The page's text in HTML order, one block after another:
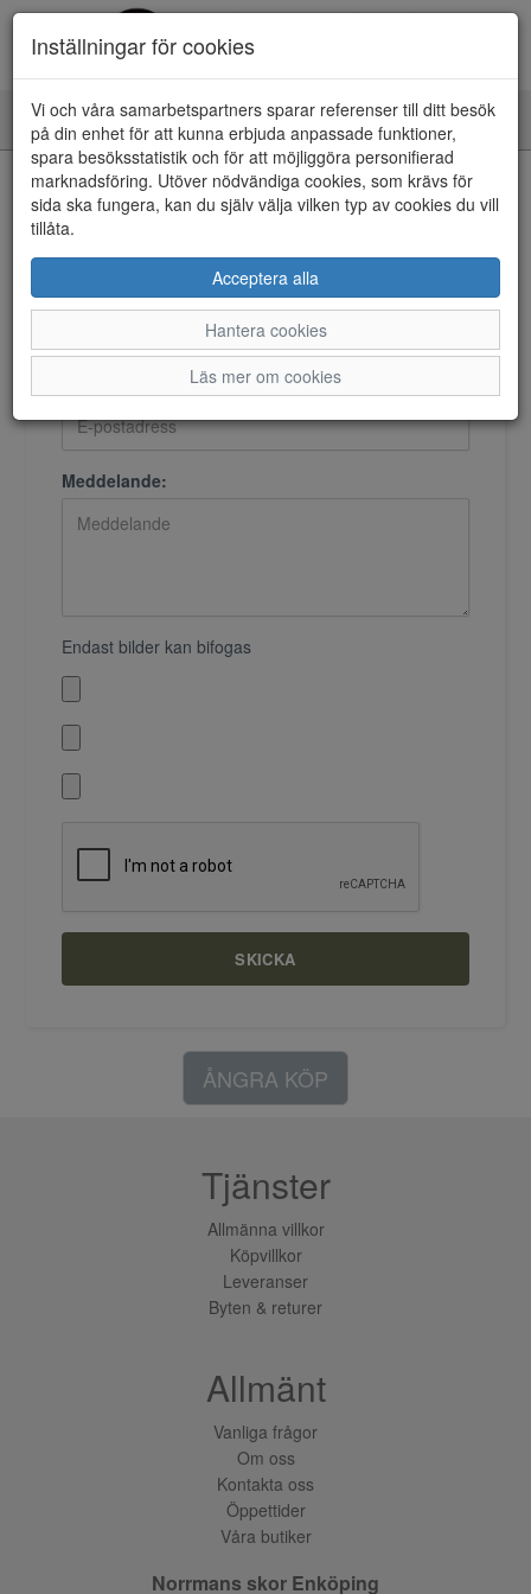
Toggle
navigation
Kontakta oss
Meddelande:
Endast bilder kan bifogas
SKICKA
ÅNGRA KÖP
Inställningar för cookies
Vi och våra samarbetspartners sparar referenser till ditt besök
på din enhet för att kunna erbjuda anpassade funktioner,
spara besöksstatistik och för att möjliggöra personifierad
marknadsföring. Utöver nödvändiga cookies, som krävs för
sida ska fungera, kan du själv välja vilken typ av cookies du vill
tillåta.
Acceptera alla
Hantera cookies
Läs mer om cookies
Tjänster
Allmänna villkor
Köpvillkor
Leveranser
Byten & returer
Allmänt
Vanliga frågor
Om oss
Kontakta oss
Öppettider
Våra butiker
Norrmans skor Enköping